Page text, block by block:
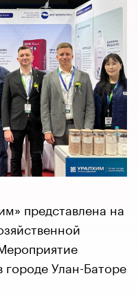
представлена на
городе Улан-Баторе